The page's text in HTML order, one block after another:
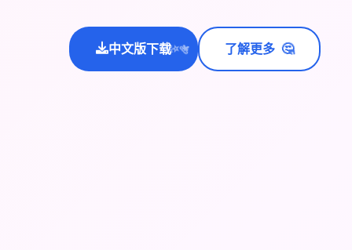
中文版下载
✨⭐💫 了解更多 🤔